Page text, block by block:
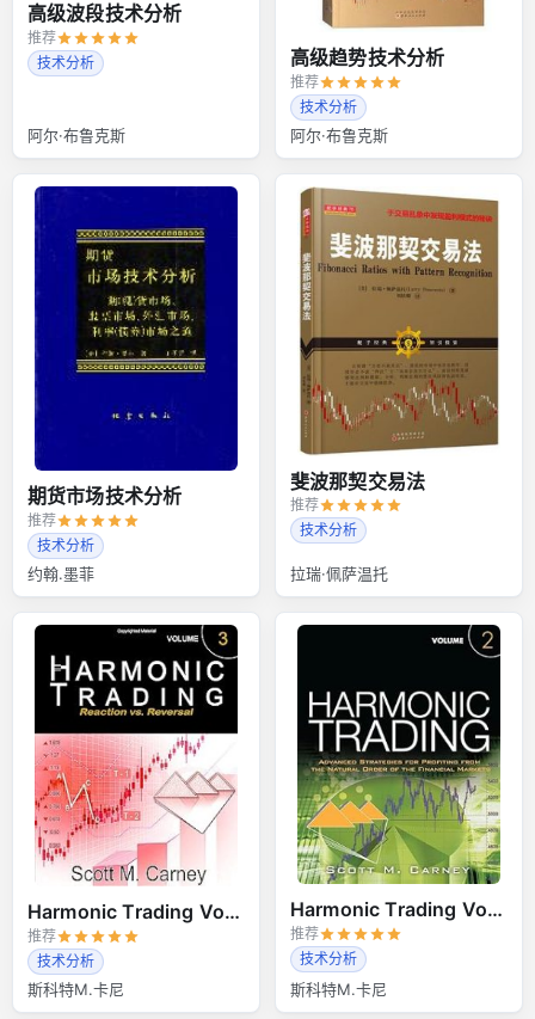
高级波段技术分析
推荐
技术分析
阿尔·布鲁克斯
高级趋势技术分析
推荐
技术分析
阿尔·布鲁克斯
期货市场技术分析
推荐
技术分析
约翰.墨菲
斐波那契交易法
推荐
技术分析
拉瑞·佩萨温托
Harmonic Trading Volume 3
推荐
技术分析
斯科特M.卡尼
Harmonic Trading Volume 2
推荐
技术分析
斯科特M.卡尼